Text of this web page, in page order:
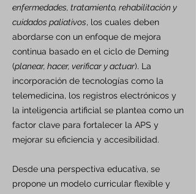
enfermedades, tratamiento, rehabilitación y
cuidados paliativos, los cuales deben
abordarse con un enfoque de mejora
continua basado en el ciclo de Deming
(planear, hacer, verificar y actuar). La
incorporación de tecnologías como la
telemedicina, los registros electrónicos y
la inteligencia artificial se plantea como un
factor clave para fortalecer la APS y
mejorar su eficiencia y accesibilidad.
Desde una perspectiva educativa, se
propone un modelo curricular flexible y